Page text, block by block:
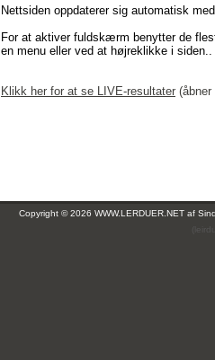
Nettsiden oppdaterer sig automatisk
For at aktiver fuldskærm benytter de
en menu eller ved at højreklikke i siden..
Klikk her for at se LIVE-resultater
Copyright © 2026 WWW.LERDUER.NET af